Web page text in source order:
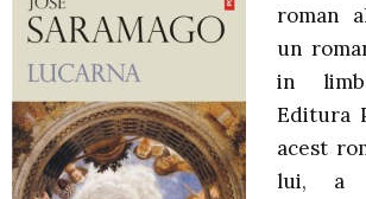
roman
un
in
Editura
acest
lui, a